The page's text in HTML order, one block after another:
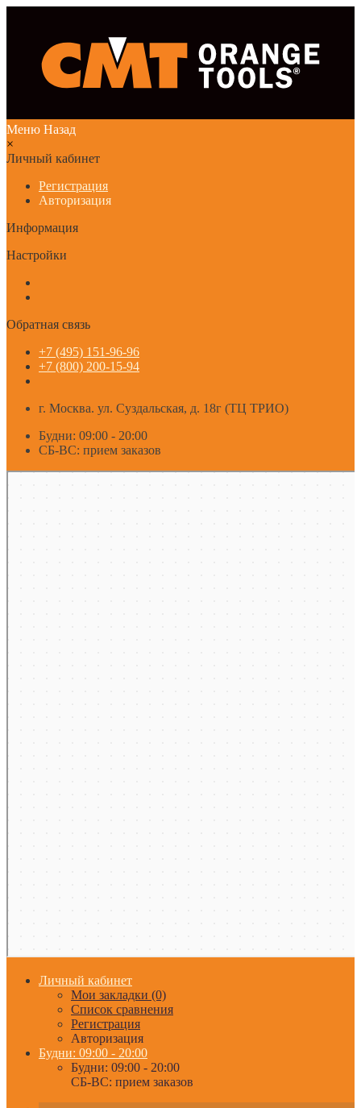
Меню Назад
×
Личный кабинет
Регистрация
Авторизация
Информация
Настройки
Обратная связь
+7 (495) 151-96-96
+7 (800) 200-15-94
г. Москва. ул. Суздальская, д. 18г (ТЦ ТРИО)
Будни: 09:00 - 20:00
СБ-ВС: прием заказов
Личный кабинет
Мои закладки (0)
Список сравнения
Регистрация
Авторизация
Будни: 09:00 - 20:00
Будни: 09:00 - 20:00
СБ-ВС: прием заказов